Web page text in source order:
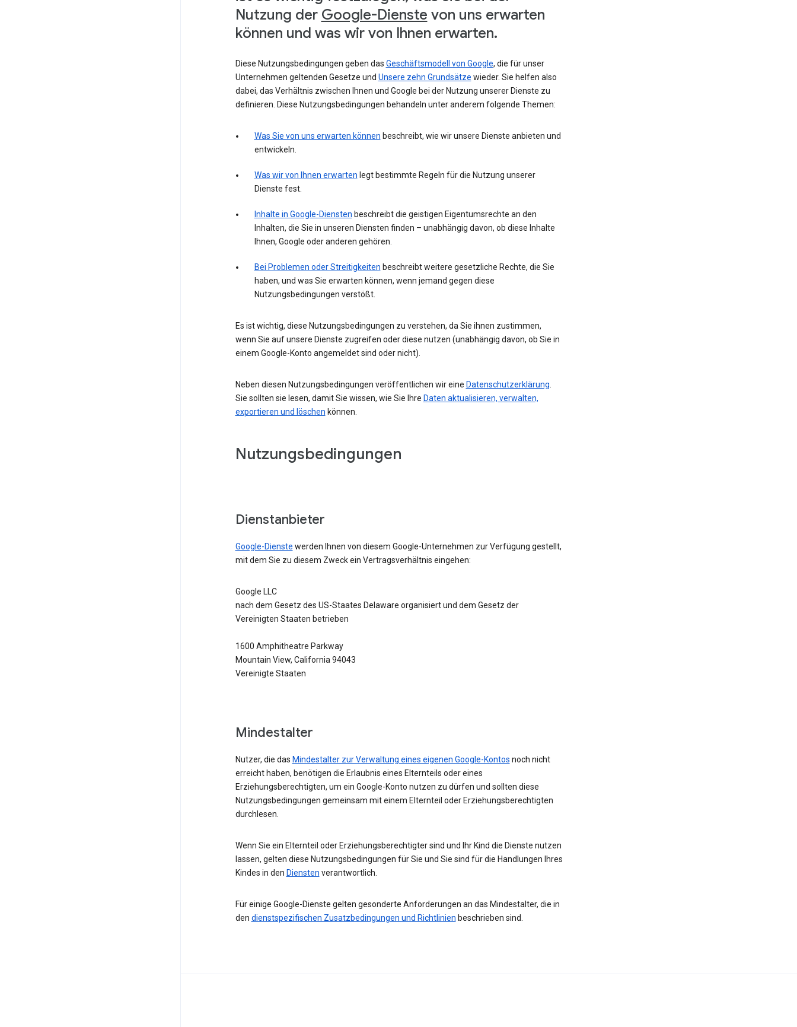
Nutzung der Google-Dienste von uns erwarten
können und was wir von Ihnen erwarten.
Diese Nutzungsbedingungen geben das Geschäftsmodell von Google, die für unser
Unternehmen geltenden Gesetze und Unsere zehn Grundsätze wieder. Sie helfen also
dabei, das Verhältnis zwischen Ihnen und Google bei der Nutzung unserer Dienste zu
definieren. Diese Nutzungsbedingungen behandeln unter anderem folgende Themen:
Was Sie von uns erwarten können beschreibt, wie wir unsere Dienste anbieten und
entwickeln.
Was wir von Ihnen erwarten legt bestimmte Regeln für die Nutzung unserer
Dienste fest.
Inhalte in Google-Diensten beschreibt die geistigen Eigentumsrechte an den
Inhalten, die Sie in unseren Diensten finden – unabhängig davon, ob diese Inhalte
Ihnen, Google oder anderen gehören.
Bei Problemen oder Streitigkeiten beschreibt weitere gesetzliche Rechte, die Sie
haben, und was Sie erwarten können, wenn jemand gegen diese
Nutzungsbedingungen verstößt.
Es ist wichtig, diese Nutzungsbedingungen zu verstehen, da Sie ihnen zustimmen,
wenn Sie auf unsere Dienste zugreifen oder diese nutzen (unabhängig davon, ob Sie in
einem Google-Konto angemeldet sind oder nicht).
Neben diesen Nutzungsbedingungen veröffentlichen wir eine Datenschutzerklärung
Sie sollten sie lesen, damit Sie wissen, wie Sie Ihre Daten aktualisieren, verwalten,
exportieren und löschen können.
Nutzungsbedingungen
Dienstanbieter
Google-Dienste werden Ihnen von diesem Google-Unternehmen zur Verfügung gestellt,
mit dem Sie zu diesem Zweck ein Vertragsverhältnis eingehen:
Google LLC
nach dem Gesetz des US-Staates Delaware organisiert und dem Gesetz der
Vereinigten Staaten betrieben
1600 Amphitheatre Parkway
Mountain View, California 94043
Vereinigte Staaten
Mindestalter
Nutzer, die das Mindestalter zur Verwaltung eines eigenen Google-Kontos noch nicht
erreicht haben, benötigen die Erlaubnis eines Elternteils oder eines
Erziehungsberechtigten, um ein Google-Konto nutzen zu dürfen und sollten diese
Nutzungsbedingungen gemeinsam mit einem Elternteil oder Erziehungsberechtigten
durchlesen.
Wenn Sie ein Elternteil oder Erziehungsberechtigter sind und Ihr Kind die Dienste nutzen
lassen, gelten diese Nutzungsbedingungen für Sie und Sie sind für die Handlungen Ihres
Kindes in den Diensten verantwortlich.
Für einige Google-Dienste gelten gesonderte Anforderungen an das Mindestalter, die in
den dienstspezifischen Zusatzbedingungen und Richtlinien beschrieben sind.